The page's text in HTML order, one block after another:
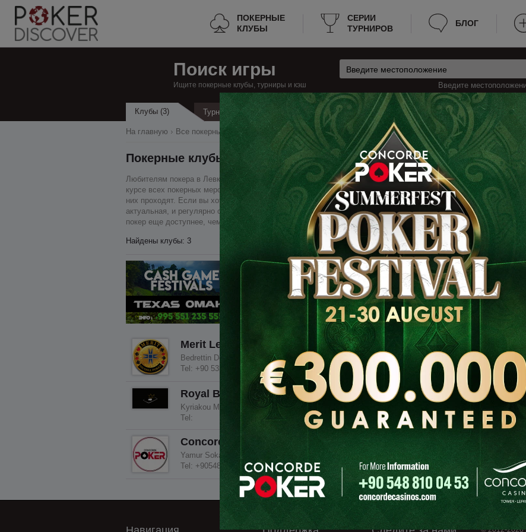
ПОКЕРНЫЕ
КЛУБЫ
СЕРИИ
ТУРНИРОВ
БЛОГ
Поиск игры
Ищите покерные клубы, турниры и кэш Введите
Клубы (3) Турниры
На главную Все покерные клубы Кипр Левкоша
Покерные клубы в Левкоше (Никосии)
Любителям покера в Левкоше наш ресурс будет полезен тем, что вся необходимая информация собрана в
курсе всех покерных мероприятий, мы ведем список всех действующих покерных клубов и румов в
них проходят. Если вы хотите сыграть в покер в Никосии, наш сайт вам поможет без затрат времени найти
актуальная, и регулярно обновляется, так что если какой-то вид игры отменят, или клуб закроется, вы об
покер еще доступнее, чем прежде – вся информация есть на нашем сайте, и предоставлена в удобном виде.
Найдены клубы: 3
Merit Lefcosa Casino
Bedrettin Demirel Caddesi, Lefkoşa / K.K.T.C. (Kioneli, Nicosia, Cyprus 2470)
Tel: +90 533 829 34 70
Royal Bluff Nicosia
Kyriakou Matsi 24 2408 Agios Dometios
Tel:
Concorde Casino | Lefkoşa
Yamur Sokak No:11, 99150, Lefkoşa - KKTC
Tel: +905488100453
© 2012-2026